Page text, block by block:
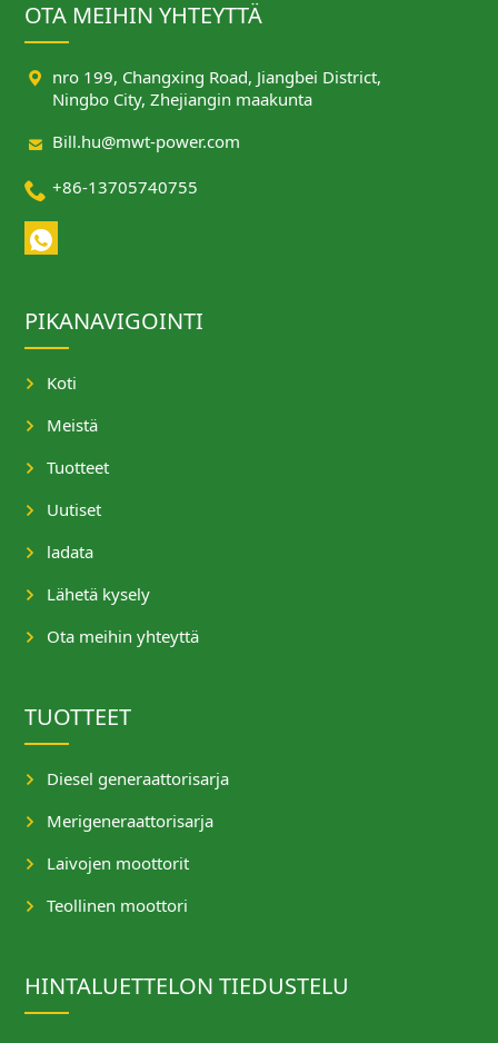
OTA MEIHIN YHTEYTTÄ
 nro 199, Changxing Road, Jiangbei District,
Ningbo City, Zhejiangin maakunta
 Bill.hu@mwt-power.com
 +86-13705740755
PIKANAVIGOINTI
Koti
Meistä
Tuotteet
Uutiset
ladata
Lähetä kysely
Ota meihin yhteyttä
TUOTTEET
Diesel generaattorisarja
Merigeneraattorisarja
Laivojen moottorit
Teollinen moottori
HINTALUETTELON TIEDUSTELU